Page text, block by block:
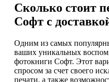
Сколько стоит
Софт с
Одним из самых
ваших уникальных
фотокниги Софт. Этот
спросом за счет своего
печати, а также